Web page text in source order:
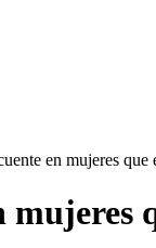
en mujeres que
mujeres